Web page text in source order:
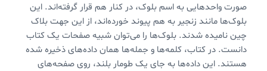
صورت واحدهایی به اسم بلوک، در کنار هم قرار گرفته‌اند. این
بلوک‌ها مانند زنجیر به هم پیوند خورده‌اند، از این جهت بلاک
چین نامیده شدند. بلوک‌ها را می‌توان شبیه صفحات یک کتاب
دانست. در کتاب، کلمه‌ها و جمله‌ها همان داده‌های ذخیره شده
هستند. این داده‌ها به جای یک طومار بلند، روی صفحه‌های